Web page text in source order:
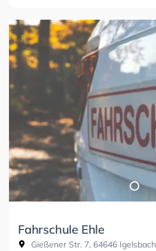
Fahrschule Ehle
Gießener Str. 7, 64646 Igelsbach